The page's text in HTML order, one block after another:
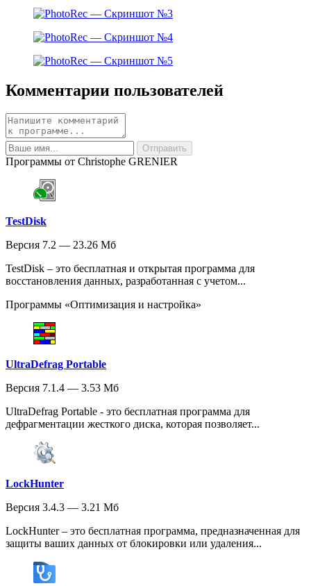
Комментарии пользователей
Программы от Christophe GRENIER
TestDisk
Версия 7.2 — 23.26 Мб
TestDisk – это бесплатная и открытая программа для
восстановления данных, разработанная с учетом...
Программы «Оптимизация и настройка»
UltraDefrag Portable
Версия 7.1.4 — 3.53 Мб
UltraDefrag Portable - это бесплатная программа для
дефрагментации жесткого диска, которая позволяет...
LockHunter
Версия 3.4.3 — 3.21 Мб
LockHunter – это бесплатная программа, предназначенная для
защиты ваших данных от блокировки или удаления...